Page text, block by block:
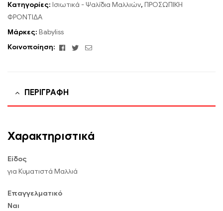
Κατηγορίες: Ισιωτικά - Ψαλίδια Μαλλιών, ΠΡΟΣΩΠΙΚΗ
ΦΡΟΝΤΙΔΑ
Μάρκες: Babyliss
Κοινοποίηση:
Facebook
TwitterEmail
ΠΕΡΙΓΡΑΦΉ
Χαρακτηριστικά
Είδος
για Κυματιστά Μαλλιά
Επαγγελματικό
Ναι